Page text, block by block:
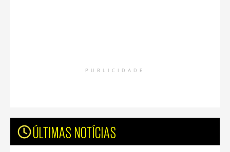
PUBLICIDADE
ÚLTIMAS NOTÍCIAS